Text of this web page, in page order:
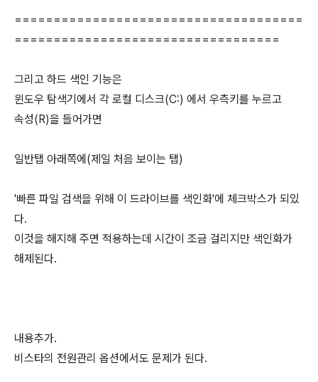
=====================================
==================================
그리고 하드 색인 기능은
윈도우 탐색기에서 각 로컬 디스크(C:) 에서 우측키를 누르고
속성(R)을 들어가면
일반탭 아래쪽에(제일 처음 보이는 탭)
'빠른 파일 검색을 위해 이 드라이브를 색인화'에 체크박스가 되있
다.
이것을 해지해 주면 적용하는데 시간이 조금 걸리지만 색인화가
해제된다.
내용추가.
비스타의 전원관리 옵션에서도 문제가 된다.